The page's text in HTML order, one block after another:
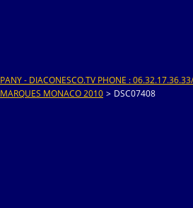
- DIACONESCO.TV PHONE :
MONACO 2010 > DSC07408